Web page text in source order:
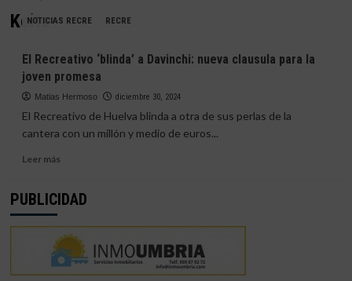
Keita
NOTICIAS RECRE RECRE
El Recreativo ‘blinda’ a Davinchi: nueva clausula para la
joven promesa
Matias Hermoso diciembre 30, 2024
El Recreativo de Huelva blinda a otra de sus perlas de la
cantera con un millón y medio de euros...
Leer másLeer
El
‘blinda’
a
Davinchi:
nueva
PUBLICIDAD